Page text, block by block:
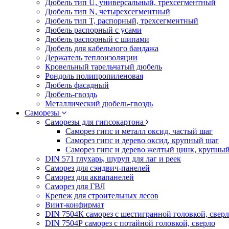
Дюбель тип U, универсальный, трехсегментный
Дюбель тип N, четырехсегментный
Дюбель тип T, распорный, трехсегментный
Дюбель распорный с усами
Дюбель распорный с шипами
Дюбель для кабельного бандажа
Держатель теплоизоляции
Кровельный тарельчатый дюбель
Рондоль полипропиленовая
Дюбель фасадный
Дюбель-гвоздь
Металлический дюбель-гвоздь
Саморезы
Саморезы для гипсокартона
Саморез гипс и металл оксид, частый шаг
Саморез гипс и дерево оксид, крупный шаг
Саморез гипс и дерево желтый цинк,
DIN 571 глухарь, шуруп для лаг и реек
Саморез для сэндвич-панелей
Саморез для аквапанелей
Саморез для ГВЛ
Крепеж для строительных лесов
Винт-конфирмат
DIN 7504К саморез с шестигранной головкой,
DIN 7504Р саморез с потайной головкой, сверло